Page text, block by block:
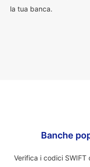
la tua banca.
Banche
Verifica i codici